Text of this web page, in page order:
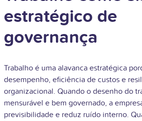
estratégico de
governança
Trabalho é uma alavanca estratégica
desempenho, eficiência de custos e
organizacional. Quando o desenho do
mensurável e bem governado, a
previsibilidade e reduz ruído interno.